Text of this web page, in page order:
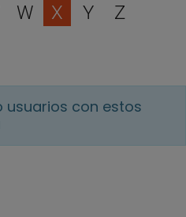
W X Y Z
usuarios con estos